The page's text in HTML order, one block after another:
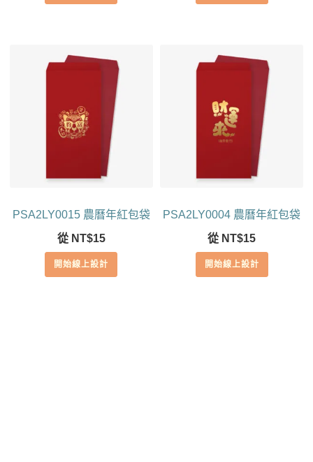
PSA2LY0015 農曆年紅包袋
從 NT$15
開始線上設計
PSA2LY0004 農曆年紅包袋
從 NT$15
開始線上設計